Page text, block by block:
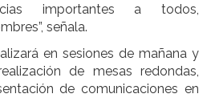
importantes a todos,
señala.
en sesiones de mañana y
de mesas redondas,
de comunicaciones en